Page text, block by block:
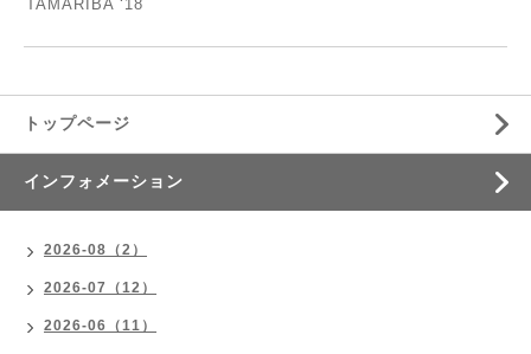
TAMARIBA ‘18
トップページ
インフォメーション
2026-08（2）
2026-07（12）
2026-06（11）